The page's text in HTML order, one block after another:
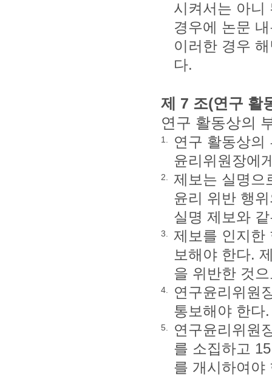
시켜서는 아니
경우에 논문
이러한 경우
다.
제 7 조(연구 활
연구 활동상의
1.
연구 활동상의
윤리위원장에
2.
제보는 실명으
윤리 위반 행
실명 제보와
3.
제보를 인지한
보해야 한다.
을 위반한 것
4.
연구윤리위원
통보해야 한다.
5.
연구윤리위원
를 소집하고
를 개시하여야